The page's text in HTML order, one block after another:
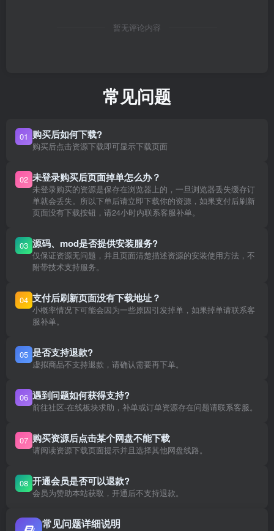
暂无评论内容
常见问题
01 购买后如何下载?
购买后点击资源下载即可显示下载页面
02 未登录购买后页面掉单怎么办？
未登录购买的资源是保存在浏览器上的，一旦浏览器丢失缓存订
单就会丢失。所以下单后请立即下载你的资源，如果支付后刷新
页面没有下载按钮，请24小时内联系客服补单。
03 源码、mod是否提供安装服务?
仅保证资源无问题，并且页面清楚描述资源的安装使用方法，不
附带技术支持服务。
04 支付后刷新页面没有下载地址？
小概率情况下可能会因为一些原因引发掉单，如果掉单请联系客
服补单。
05 是否支持退款?
虚拟商品不支持退款，请确认需要再下单。
06 遇到问题如何获得支持?
前往社区-在线板块求助，补单或订单资源存在问题请联系客服。
07 购买资源后点击某个网盘不能下载
请阅读资源下载页面提示并且选择其他网盘线路。
08 开通会员是否可以退款?
会员为赞助本站获取，开通后不支持退款。
常见问题详细说明